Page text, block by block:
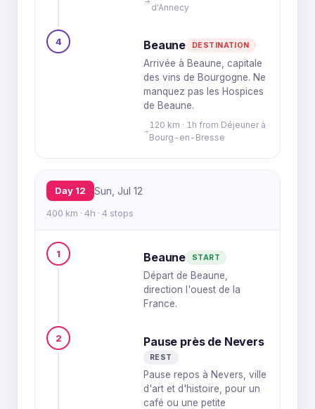
d'Annecy
4 Beaune DESTINATION
Arrivée à Beaune, capitale
des vins de Bourgogne. Ne
manquez pas les Hospices
de Beaune.
120 km · 1h from Déjeuner à
Bourg-en-Bresse
Day 12 Sun, Jul 12
400 km · 4h · 4 stops
1 Beaune START
Départ de Beaune,
direction l'ouest de la
France.
2 Pause près de Nevers
REST
Pause repos à Nevers, ville
d'art et d'histoire, pour un
café ou une petite